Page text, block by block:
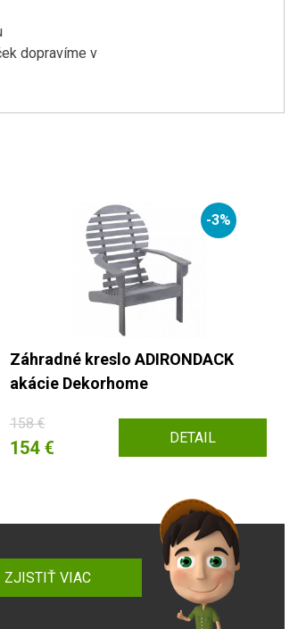
dopravíme v
-3%
Záhradné kreslo ADIRONDACK
akácie Dekorhome
158 €
154 € DETAIL
ZJISTIŤ VIAC